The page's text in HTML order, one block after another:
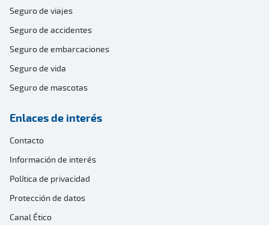
Seguro de viajes
Seguro de accidentes
Seguro de embarcaciones
Seguro de vida
Seguro de mascotas
Enlaces de interés
Contacto
Información de interés
Política de privacidad
Protección de datos
Canal Ético